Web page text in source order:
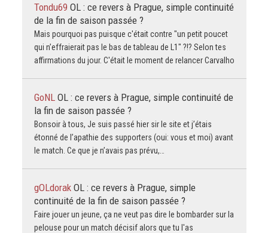
Tondu69 OL : ce revers à Prague, simple continuité
de la fin de saison passée ?
Mais pourquoi pas puisque c'était contre "un petit poucet
qui n’effraierait pas le bas de tableau de L1" ?!? Selon tes
affirmations du jour. C'était le moment de relancer Carvalho
GoNL OL : ce revers à Prague, simple continuité de
la fin de saison passée ?
Bonsoir à tous, Je suis passé hier sir le site et j’étais
étonné de l’apathie des supporters (oui: vous et moi) avant
le match. Ce que je n’avais pas prévu,…
gOLdorak OL : ce revers à Prague, simple
continuité de la fin de saison passée ?
Faire jouer un jeune, ça ne veut pas dire le bombarder sur la
pelouse pour un match décisif alors que tu l'as